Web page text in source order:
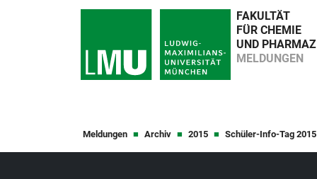
FAKULTÄT
FÜR CHEMIE
UND
MELDUNGEN
Meldungen Archiv 2015 Schüler-Info-Tag 2015